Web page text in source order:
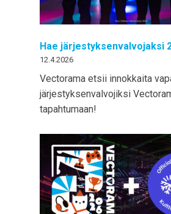
Hae järjestyksenvalvojaksi
12.4.2026
Vectorama etsii innokkaita
järjestyksenvalvojiksi
tapahtumaan!